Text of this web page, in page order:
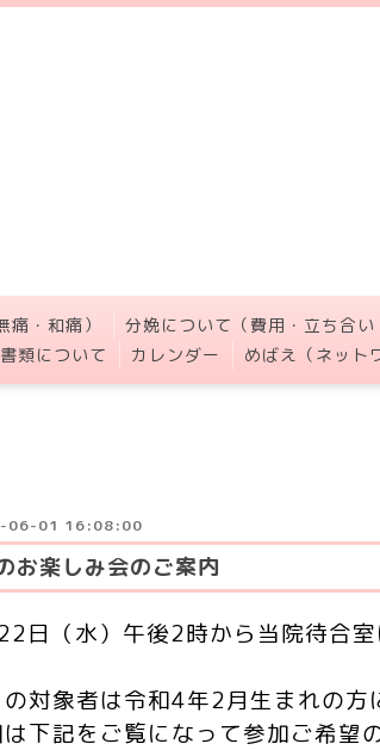
痛・和痛） 分娩について（費用・立ち合い
類について カレンダー めばえ（ネット
06-01 16:08:00
お楽しみ会のご案内
日（水）午後2時から当院待合
対象者は令和4年2月生まれの方
下記をご覧になって参加ご希望